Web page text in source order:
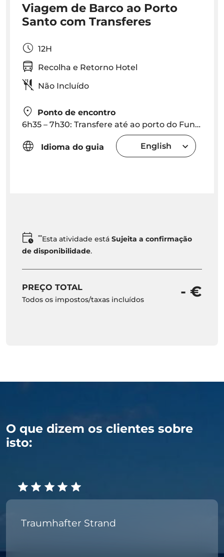
Viagem de Barco ao Porto
Santo com Transferes
12H
Recolha e Retorno Hotel
Não Incluído
Ponto de encontro
6h35 – 7h30: Transfere até ao porto do Funchal. Favor contatar o fornecedor para hora exta de pick up no seu hotel
Idioma do guia English
**Esta atividade está Sujeita a confirmação
de disponibilidade.
PREÇO TOTAL
Todos os impostos/taxas incluídos - €
O que dizem os clientes sobre
isto:
Traumhafter Strand